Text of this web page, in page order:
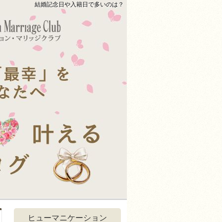
結婚記念日や入籍日で多いのは？
ヒューマニケーション